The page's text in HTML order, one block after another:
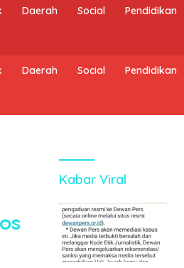
Daerah Social Pendidikan
Daerah Social Pendidikan
Kabar Viral